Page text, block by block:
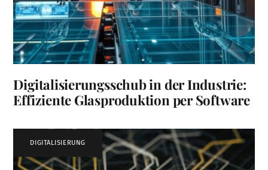
Digitalisierungsschub in der Industrie:
Effiziente Glasproduktion per Software
DIGITALISIERUNG